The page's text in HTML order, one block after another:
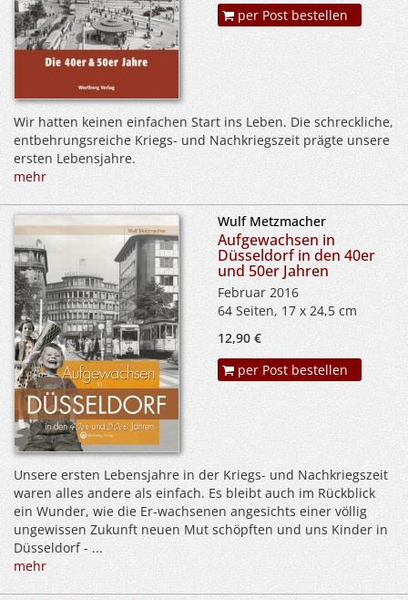
per Post bestellen
Wir hatten keinen einfachen Start ins Leben. Die schreckliche,
entbehrungsreiche Kriegs- und Nachkriegszeit prägte unsere
ersten Lebensjahre.
mehr
Wulf Metzmacher
Aufgewachsen in
Düsseldorf in den 40er
und 50er Jahren
Februar 2016
64 Seiten, 17 x 24,5 cm
12,90 €
per Post bestellen
Unsere ersten Lebensjahre in der Kriegs- und Nachkriegszeit
waren alles andere als einfach. Es bleibt auch im Rückblick
ein Wunder, wie die Er-wachsenen angesichts einer völlig
ungewissen Zukunft neuen Mut schöpften und uns Kinder in
Düsseldorf - ...
mehr